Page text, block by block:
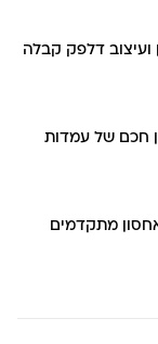
ועיצוב דלפק קבלה
חכם של עמדות
מתקדמים